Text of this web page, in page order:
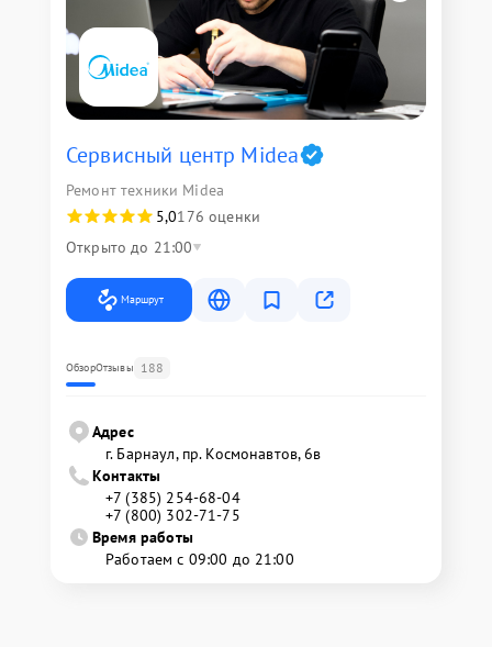
Сервисный центр Midea
Ремонт техники Midea
5,0176 оценки
Открыто до 21:00
Маршрут
ОбзорОтзывы 188
Адрес
г. Барнаул, ​пр. Космонавтов, 6в
Контакты
+7 (385) 254-68-04
+7 (800) 302-71-75
Время работы
Работаем с 09:00 до 21:00